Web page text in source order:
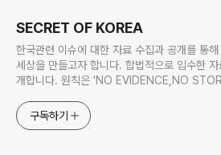
SECRET OF KOREA
한국관련 이슈에 대한 자료 수집과 공개를 통
세상을 만들고자 합니다. 합법적으로 입수한
개합니다. 원칙은 'NO EVIDENCE,NO
jesim56@gmail.com, 안보일때는 구글리더나
구독하기